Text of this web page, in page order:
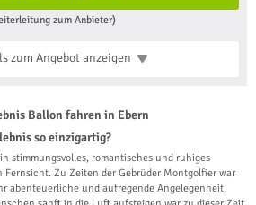
zum Anbieter)
zum Angebotanzeigen
Ballon fahren in Ebern
so einzigartig?
stimmungsvolles, romantisches und ruhiges
Fernsicht. Zu Zeiten der Gebrüder Montgolfier war
abenteuerliche und aufregende Angelegenheit,